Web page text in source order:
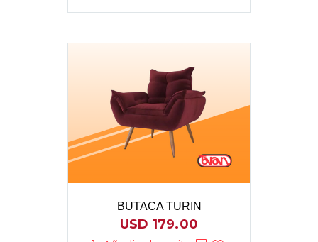
BUTACA TURIN
USD 179.00